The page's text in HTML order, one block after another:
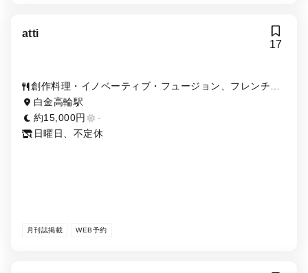
atti
17
創作料理・イノベーティブ・フュージョン、フレンチ
（フランス料理）、バー（BAR）
白金高輪駅
約15,000円
-
日曜日、不定休
月刊誌掲載 WEB予約